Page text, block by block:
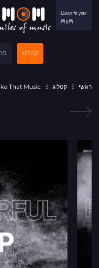
קטלוג
ראשי קטלוג That Music